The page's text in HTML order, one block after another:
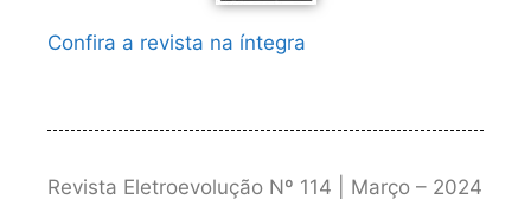
Confira a revista na íntegra
Revista Eletroevolução Nº 114 | Março – 2024